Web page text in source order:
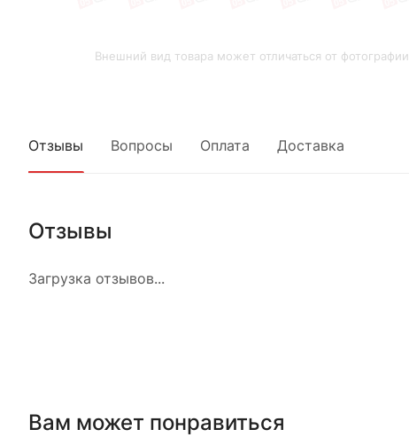
Внешний вид товара может отличаться от фотографии
Отзывы Вопросы Оплата Доставка
Отзывы
Загрузка отзывов...
Вам может понравиться